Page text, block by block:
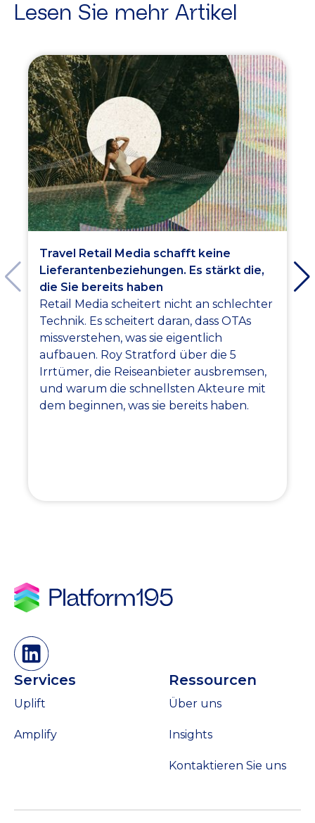
Lesen Sie mehr Artikel
Travel Retail Media schafft keine
Lieferantenbeziehungen. Es stärkt die,
die Sie bereits haben
Retail Media scheitert nicht an schlechter
Technik. Es scheitert daran, dass OTAs
missverstehen, was sie eigentlich
aufbauen. Roy Stratford über die 5
Irrtümer, die Reiseanbieter ausbremsen,
und warum die schnellsten Akteure mit
dem beginnen, was sie bereits haben.
Services
Uplift
Amplify
Ressourcen
Über uns
Insights
Kontaktieren Sie uns